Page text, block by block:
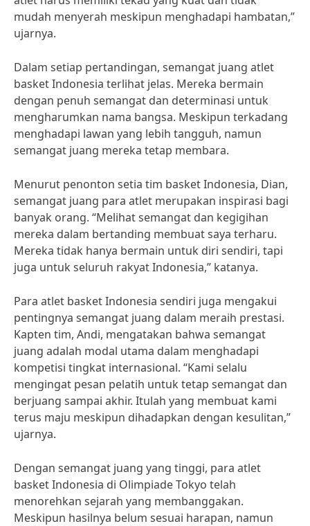
mudah menyerah meskipun menghadapi hambatan,”
ujarnya.
Dalam setiap pertandingan, semangat juang atlet
basket Indonesia terlihat jelas. Mereka bermain
dengan penuh semangat dan determinasi untuk
mengharumkan nama bangsa. Meskipun terkadang
menghadapi lawan yang lebih tangguh, namun
semangat juang mereka tetap membara.
Menurut penonton setia tim basket Indonesia, Dian,
semangat juang para atlet merupakan inspirasi bagi
banyak orang. “Melihat semangat dan kegigihan
mereka dalam bertanding membuat saya terharu.
Mereka tidak hanya bermain untuk diri sendiri, tapi
juga untuk seluruh rakyat Indonesia,” katanya.
Para atlet basket Indonesia sendiri juga mengakui
pentingnya semangat juang dalam meraih prestasi.
Kapten tim, Andi, mengatakan bahwa semangat
juang adalah modal utama dalam menghadapi
kompetisi tingkat internasional. “Kami selalu
mengingat pesan pelatih untuk tetap semangat dan
berjuang sampai akhir. Itulah yang membuat kami
terus maju meskipun dihadapkan dengan kesulitan,”
ujarnya.
Dengan semangat juang yang tinggi, para atlet
basket Indonesia di Olimpiade Tokyo telah
menorehkan sejarah yang membanggakan.
Meskipun hasilnya belum sesuai harapan, namun